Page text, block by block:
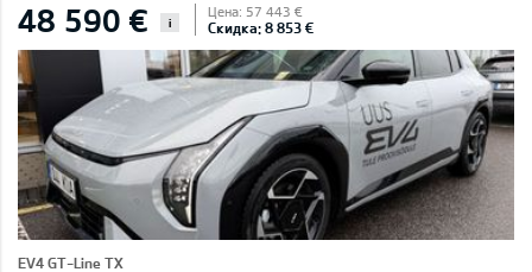
48 590 € i
Цена: 57 443 €
Скидка: 8 853 €
EV4 GT-Line TX